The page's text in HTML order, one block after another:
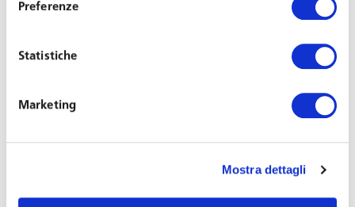
Preferenze
Statistiche
Marketing
Mostra dettagli
nel sindacato sulla congruità e sulla opportunità della
Dunque, alla luce dell’art. 41 Cost. e dell’interpretazione
è possibile affermare che la
ristrutturazione organizzativa può essere determinata
e non solo dalla necessità di fare fronte a
situazioni economiche sfavorevoli non contingenti